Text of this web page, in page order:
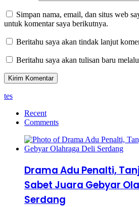
Simpan nama, email, dan situs web
untuk komentar saya berikutnya.
Beritahu saya akan tindak lanjut
Beritahu saya akan tulisan baru
tes
Recent
Comments
Drama Adu Penalti,
Sabet Juara Gebyar
Serdang